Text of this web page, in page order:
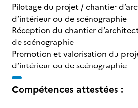
Pilotage du projet / chantier
d’intérieur ou de scénographie
Réception du chantier
de scénographie
Promotion et valorisation du
d’intérieur ou de scénographie
Compétences attestées :